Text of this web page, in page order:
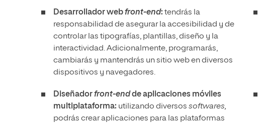
Desarrollador webfront-end: tendrás la
responsabilidad de asegurar la accesibilidad y de
controlar las tipografías, plantillas, diseño y la
interactividad. Adicionalmente, programarás,
cambiarás y mantendrás un sitio web en diversos
dispositivos y navegadores.
Diseñadorfront-endde aplicaciones móviles
multiplataforma: utilizando diversos softwares,
podrás crear aplicaciones para las plataformas